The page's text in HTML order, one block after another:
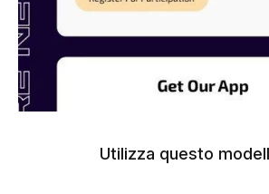
Utilizza questo